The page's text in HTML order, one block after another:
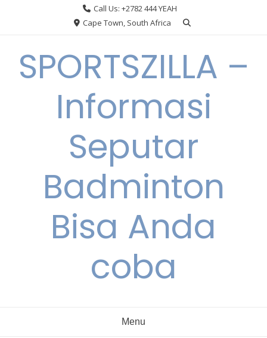
Call Us: +2782 444 YEAH
Cape Town, South Africa
SPORTSZILLA –
Informasi
Seputar
Badminton
Bisa Anda
coba
Menu